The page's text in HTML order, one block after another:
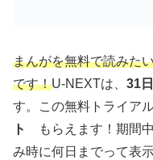
まんがを無料で読みた
です！U-NEXTは、 31
す。この無料トライア
ト
もらえます！期間
み時に何日までって表